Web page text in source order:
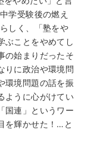
学受験後の燃え
しく、「塾をや
ぶことをやめてし
の始まりだったそ
りに政治や環境問
環境問題の話を振
ように心がけてい
国連」というワー
を輝かせた！…と